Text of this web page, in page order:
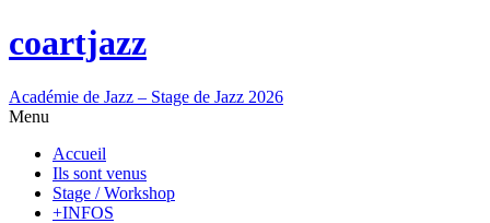
coartjazz
Académie de Jazz – Stage de Jazz 2026
Menu
Accueil
Ils sont venus
Stage / Workshop
+INFOS